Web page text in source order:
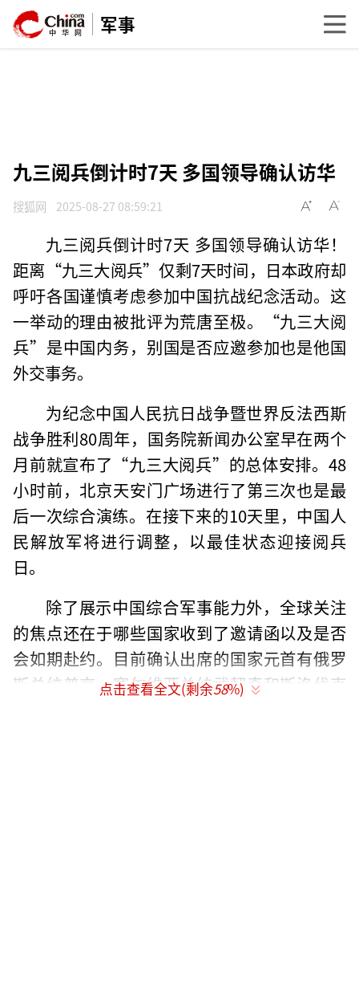
军事
九三阅兵倒计时7天 多国领导确认访华
搜狐网 2025-08-27 08:59:21
九三阅兵倒计时7天 多国领导确认访华！
距离“九三大阅兵”仅剩7天时间，日本政府却
呼吁各国谨慎考虑参加中国抗战纪念活动。这
一举动的理由被批评为荒唐至极。“九三大阅
兵”是中国内务，别国是否应邀参加也是他国
外交事务。
为纪念中国人民抗日战争暨世界反法西斯
战争胜利80周年，国务院新闻办公室早在两个
月前就宣布了“九三大阅兵”的总体安排。48
小时前，北京天安门广场进行了第三次也是最
后一次综合演练。在接下来的10天里，中国人
民解放军将进行调整，以最佳状态迎接阅兵
日。
除了展示中国综合军事能力外，全球关注
的焦点还在于哪些国家收到了邀请函以及是否
会如期赴约。目前确认出席的国家元首有俄罗
斯总统普京、塞尔维亚总统武契奇和斯洛伐克
点击查看全文(剩余58%)